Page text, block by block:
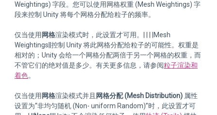
Weightings) 字段。您可以使用网格权重 (Mesh Weightings) 字
段来控制 Unity 将每个网格分配给粒子的频率。
仅当使用 网格渲染模式时，此设置才可用。| | | |Mesh
Weightings||控制 Unity 将此网格分配给粒子的可能性。权重是
相对的；Unity 会给一个网格分配两倍于另一个网格的权重，而
不管它们的绝对值是多少。有关更多信息，请参阅粒子渲染和
着色。
仅当使用 网格渲染模式并且 网格分配 (Mesh Distribution) 属性
设置为“非均匀随机 (Non- uniform Random)”时，此设置才可